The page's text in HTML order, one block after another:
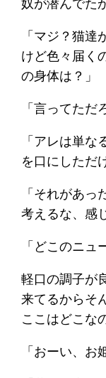
奴が潜んでた
「マジ？猫
けど色々届く
の身体は？」
「言ってただ
「アレは単
を口にしただ
「それがあ
考えるな、感
「どこのニュ
軽口の調子が
来てるからそ
ここはどこな
「おーい、お